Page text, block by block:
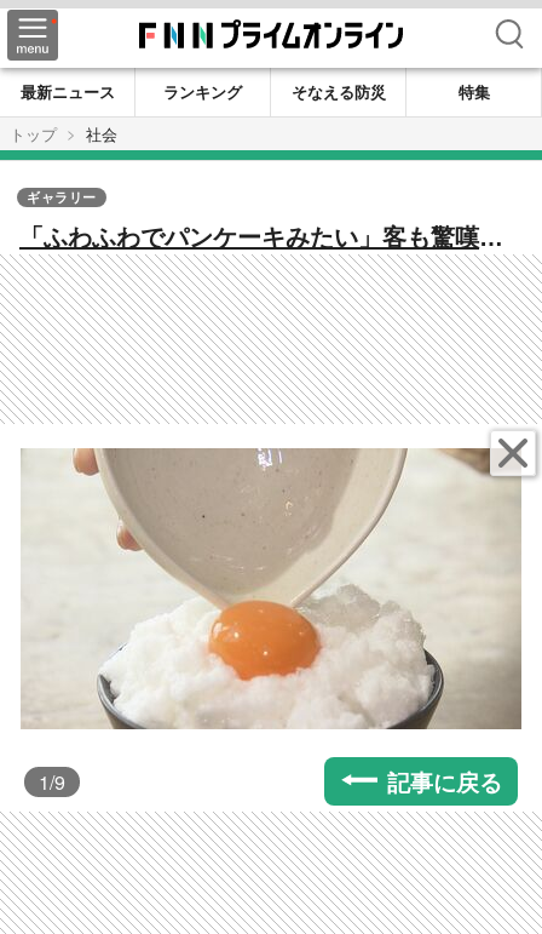
検索
最新ニュース ランキング そなえる防災
特集
トップ
社会
「ふわふわでパンケーキみたい」客も驚嘆…
ブランド卵使った“究極の卵かけご飯” 卵のテ
ーマパークで人気に【愛知発】
ギャラリー
1/9 記事に戻る